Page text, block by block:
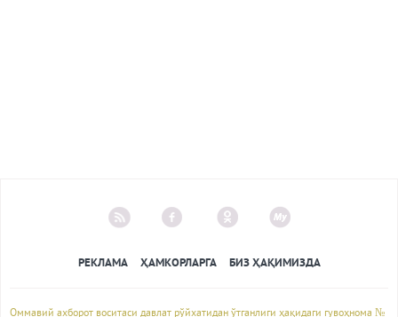
РЕКЛАМА ҲАМКОРЛАРГА БИЗ ҲАҚИМИЗДА
Оммавий ахборот воситаси давлат рўйхатидан ўтганлиги ҳақидаги гувоҳнома №